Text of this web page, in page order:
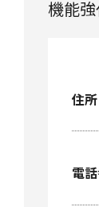
機能
住所
電